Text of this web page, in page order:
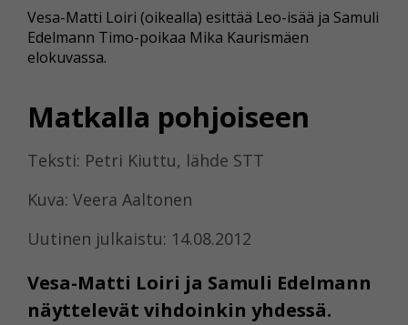
Matkalla pohjoiseen
Teksti: Petri Kiuttu, lähde STT
Kuva: Veera Aaltonen
Uutinen julkaistu: 14.08.2012
Vesa-Matti Loiri ja Samuli Edelmann
näyttelevät vihdoinkin yhdessä.
Vesa-Matti Loiri (oikealla) esittää Leo-isää ja Samuli
Edelmann Timo-poikaa Mika Kaurismäen
elokuvassa.